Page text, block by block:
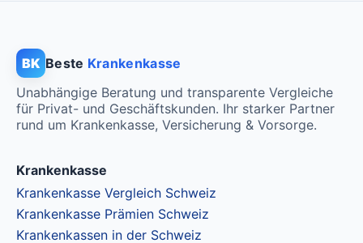
BK Beste Krankenkasse
Unabhängige Beratung und transparente Vergleiche
für Privat- und Geschäftskunden. Ihr starker Partner
rund um Krankenkasse, Versicherung & Vorsorge.
Krankenkasse
Krankenkasse Vergleich Schweiz
Krankenkasse Prämien Schweiz
Krankenkassen in der Schweiz